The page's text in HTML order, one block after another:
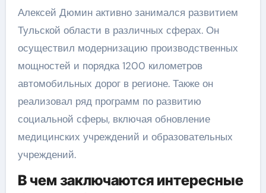
Алексей Дюмин активно занимался развитием
Тульской области в различных сферах. Он
осуществил модернизацию производственных
мощностей и порядка 1200 километров
автомобильных дорог в регионе. Также он
реализовал ряд программ по развитию
социальной сферы, включая обновление
медицинских учреждений и образовательных
учреждений.
В чем заключаются интересные